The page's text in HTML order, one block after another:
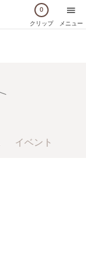
0
クリップ メニュー
イベント